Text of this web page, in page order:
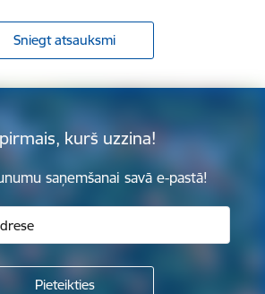
Sniegt atsauksmi
kurš uzzina!
saņemšanai savā e-pastā!